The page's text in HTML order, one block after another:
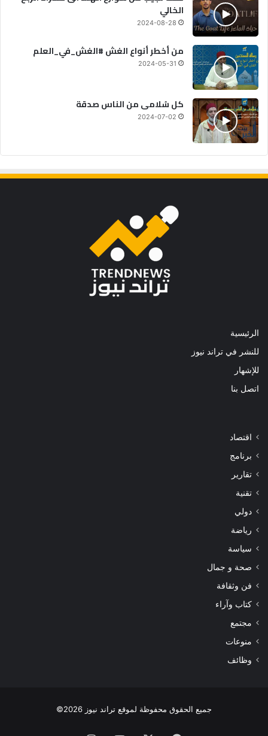
الخالي
2024-08-28
من أخطر أنواع الغش #الغش_في_العلم
2024-05-31
كل سُلامى من الناس صدقة
2024-07-02
الرئيسية
للنشر في تراند نيوز
للإشهار
اتصل بنا
اقتصاد
برنامج
تقارير
تقنية
دولي
رياضة
سياسة
صحة و جمال
فن وثقافة
كتاب وآراء
مجتمع
منوعات
وظائف
جميع الحقوق محفوظة لموقع تراند نيوز 2026©